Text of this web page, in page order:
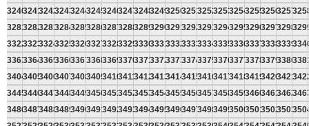
324032413242324332443245324632473248324932503251325232533254325532563257
328132823283328432853286328732883289329032913292329332943295329632973298
332233233324332533263327332833293330333133323333333433353336333733383339
336333643365336633673368336933703371337233733374337533763377337833793380
340434053406340734083409341034113412341334143415341634173418341934203421
344534463447344834493450345134523453345434553456345734583459346034613462
348634873488348934903491349234933494349534963497349834993500350135023503